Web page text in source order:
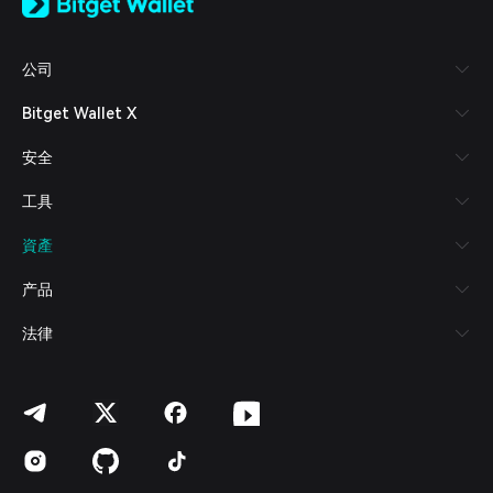
Español (Latinoamérica)
Italiano
Deutsch
繁體中文
Bahasa Indonesia
ภาษาไทย
العربية
हिन्दी
Español (Argentina)
公司
Bitget Wallet X
安全
工具
資產
产品
法律